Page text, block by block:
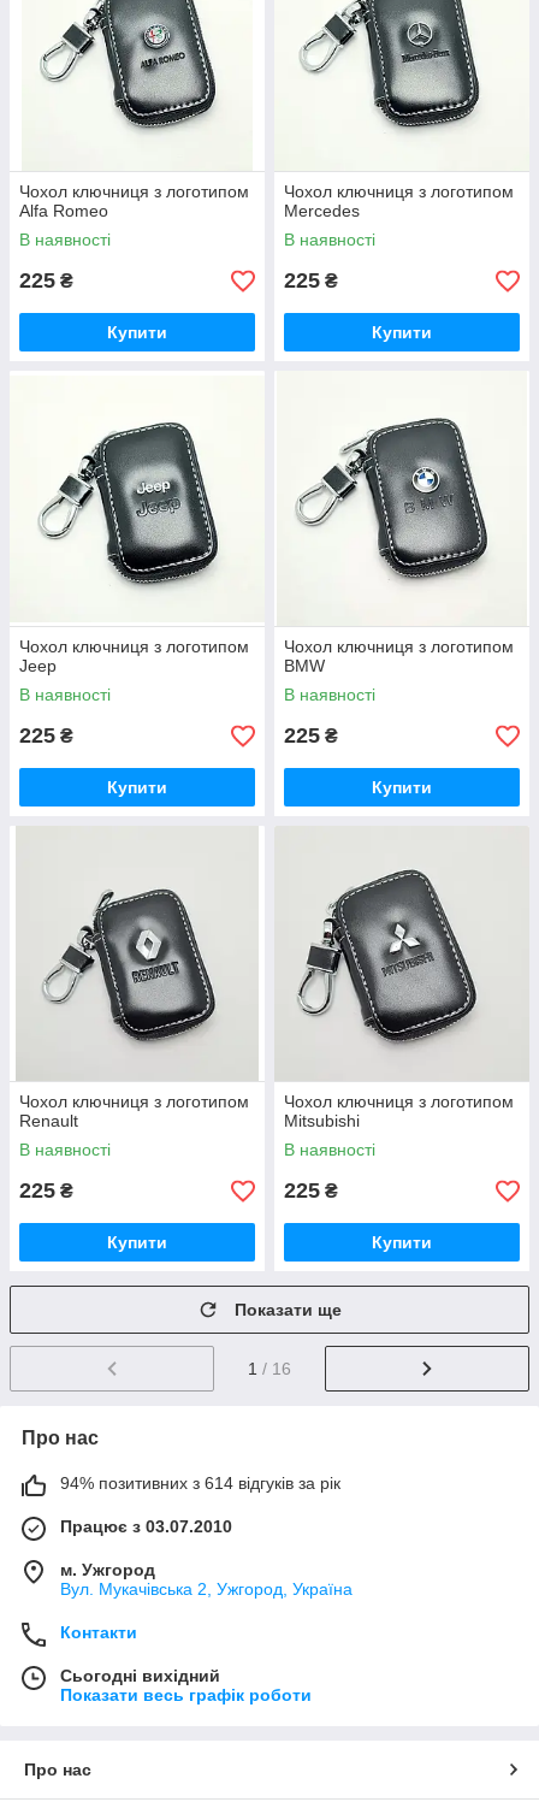
Чохол ключниця з логотипом
Alfa Romeo
В наявності
225 ₴
Купити
Чохол ключниця з логотипом
Mercedes
В наявності
225 ₴
Купити
Чохол ключниця з логотипом
Jeep
В наявності
225 ₴
Купити
Чохол ключниця з логотипом
BMW
В наявності
225 ₴
Купити
Чохол ключниця з логотипом
Renault
В наявності
225 ₴
Купити
Чохол ключниця з логотипом
Mitsubishi
В наявності
225 ₴
Купити
Показати ще
1 / 16
Про нас
94% позитивних з 614 відгуків за рік
Працює з 03.07.2010
м. Ужгород
Вул. Мукачівська 2, Ужгород, Україна
Контакти
Сьогодні вихідний
Показати весь графік роботи
Про нас